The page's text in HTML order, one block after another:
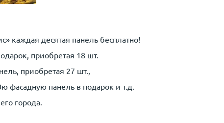
каждая десятая панель бесплатно!
приобретая 18 шт.
приобретая 27 шт.,
фасадную панель в подарок и т.д.
города.